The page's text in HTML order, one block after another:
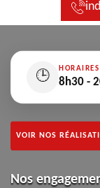
🕒
HORAIRES
8h30 -
VOIR NOS
Nos